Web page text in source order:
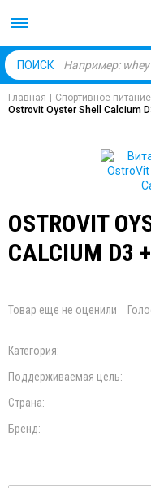
ПОИСК
Главная Спортивное питание
Ostrovit Oyster Shell Calcium
OSTROVIT
CALCIUM D3
Товар еще не оценили
Категория:
Поддерживаемая цель:
Страна:
Бренд: